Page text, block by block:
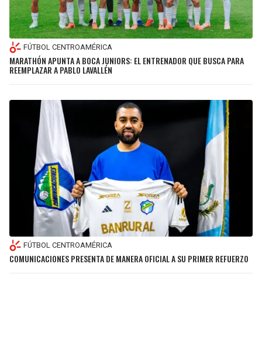
FÚTBOL CENTROAMÉRICA
MARATHÓN APUNTA A BOCA JUNIORS: EL ENTRENADOR QUE BUSCA PARA
REEMPLAZAR A PABLO LAVALLÉN
FÚTBOL CENTROAMÉRICA
COMUNICACIONES PRESENTA DE MANERA OFICIAL A SU PRIMER REFUERZO